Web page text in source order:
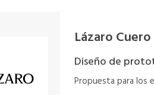
Lázaro Cuero
Diseño de
Propuesta para los